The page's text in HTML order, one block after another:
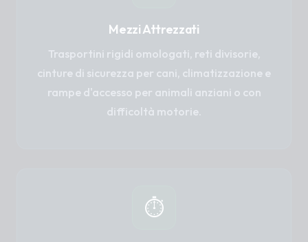
Mezzi Attrezzati
Trasportini rigidi omologati, reti divisorie,
cinture di sicurezza per cani, climatizzazione e
rampe d'accesso per animali anziani o con
difficoltà motorie.
⏱️